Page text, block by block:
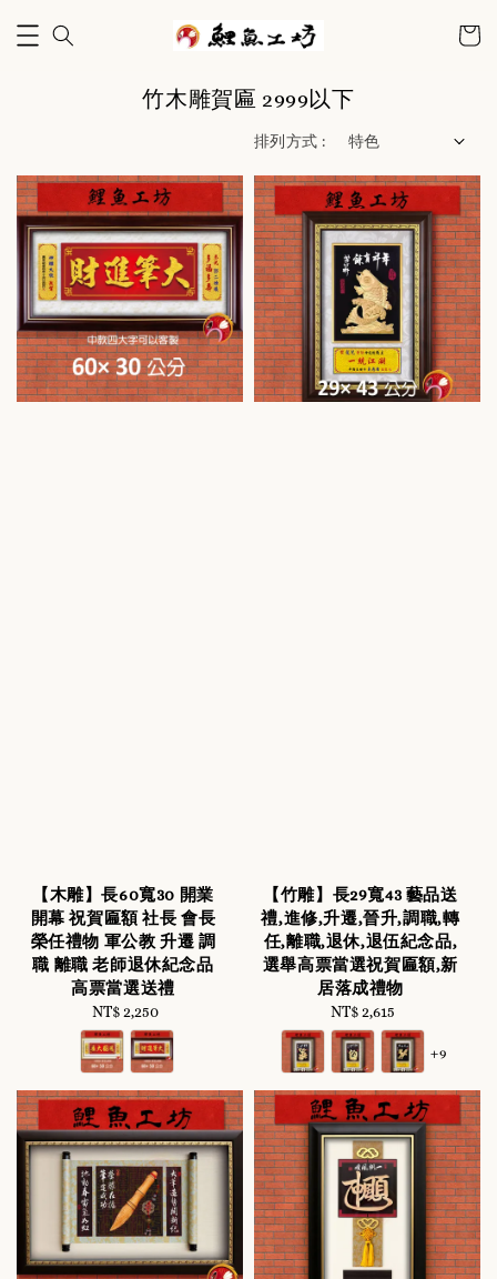
竹木雕賀匾 2999以下
排列方式 :
【木雕】長60寬30 開業
開幕 祝賀匾額 社長 會長
榮任禮物 軍公教 升遷 調
職 離職 老師退休紀念品
高票當選送禮
Regular
price
NT$ 2,250
【竹雕】長29寬43 藝品送
禮,進修,升遷,晉升,調職,轉
任,離職,退休,退伍紀念品,
選舉高票當選祝賀匾額,新
居落成禮物
Regular
price
NT$ 2,615
+9